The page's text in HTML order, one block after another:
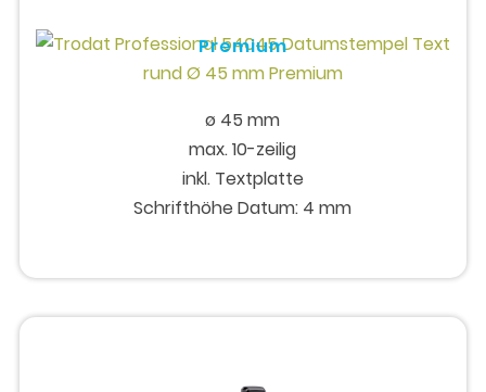
Premium
ø 45 mm
max. 10-zeilig
inkl. Textplatte
Schrifthöhe Datum: 4 mm